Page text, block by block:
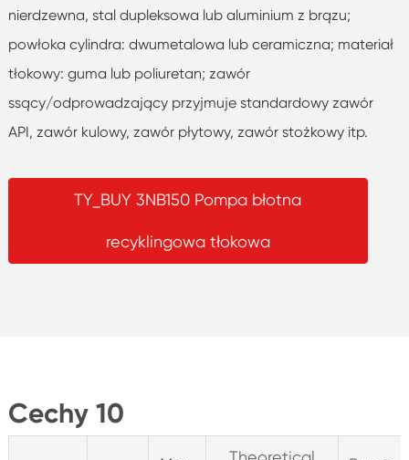
nierdzewna, stal dupleksowa lub aluminium z brązu;
powłoka cylindra: dwumetalowa lub ceramiczna; materiał
tłokowy: guma lub poliuretan; zawór
ssący/odprowadzający przyjmuje standardowy zawór
API, zawór kulowy, zawór płytowy, zawór stożkowy itp.
TY_BUY 3NB150 Pompa błotna
recyklingowa tłokowa
Cechy 10